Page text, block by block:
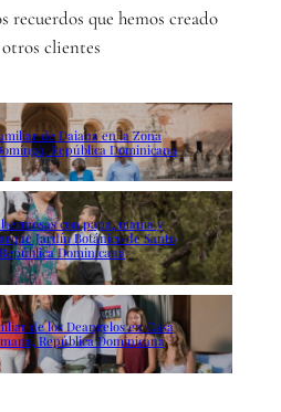
recuerdos que hemos creado
clientes
de Daiana en la Zona
República Dominicana
con papa, mama y
Jardín Botánico de Santo
Dominicana
de los Deangelos en Casa
República Dominicana